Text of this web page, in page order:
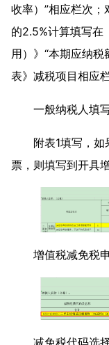
收率）”相应栏次
的2.5%计算填写在
用）》“本期应纳
表》减税项目相应栏
一般纳税人填
附表1填写，
票，则填写到开具
增值税减免税